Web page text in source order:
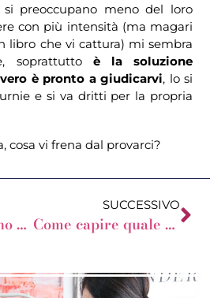
preoccupano meno del loro
con più intensità (ma magari
libro che vi cattura) mi sembra
soprattutto è la soluzione
è pronto a giudicarvi, lo si
e si va dritti per la propria
cosa vi frena dal provarci?
I colori che creano un outfit riuscito
SUCCESSIVO
Come capire quale colore mi dona?